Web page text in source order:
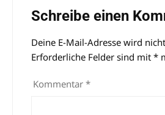
Schreibe einen
Deine E-Mail-Adresse wird
Erforderliche Felder sind mit *
Kommentar *
Alternative: